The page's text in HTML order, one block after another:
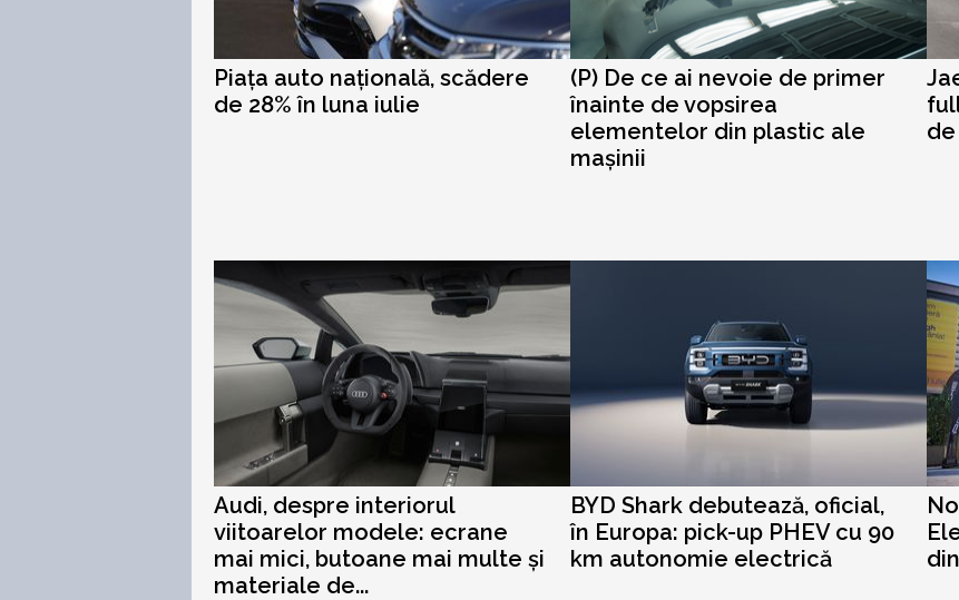
Piața auto națională, scădere
de 28% în luna iulie
(P) De ce ai nevoie de primer
înainte de vopsirea
elementelor din plastic ale
mașinii
Audi, despre interiorul
viitoarelor modele: ecrane
mai mici, butoane mai multe și
materiale de...
BYD Shark debutează, oficial,
în Europa: pick-up PHEV cu 90
km autonomie electrică